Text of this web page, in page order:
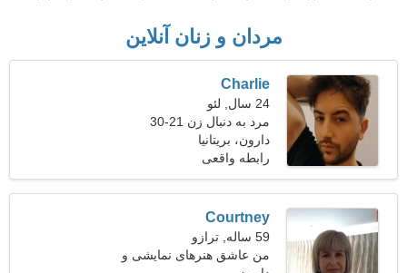
مردان و زنان آنلاین
Charlie
24 سال, لئو
مرد به دنبال زن 21-30
دارون، بریتانیا
رابطه واقعی
Courtney
59 ساله, ترازو
من عاشق هنرهای نمایشی و